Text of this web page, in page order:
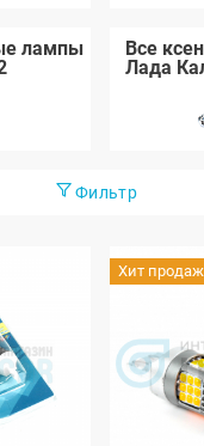
лампы
Все
Лада
Фильтр
Хит продаж